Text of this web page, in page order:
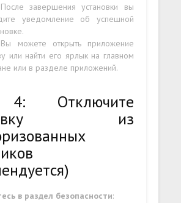
После завершения установки вы
уведомление об успешной
Вы можете открыть приложение
или найти его ярлык на главном
или в разделе приложений.
Отключите
из
в раздел безопасности: